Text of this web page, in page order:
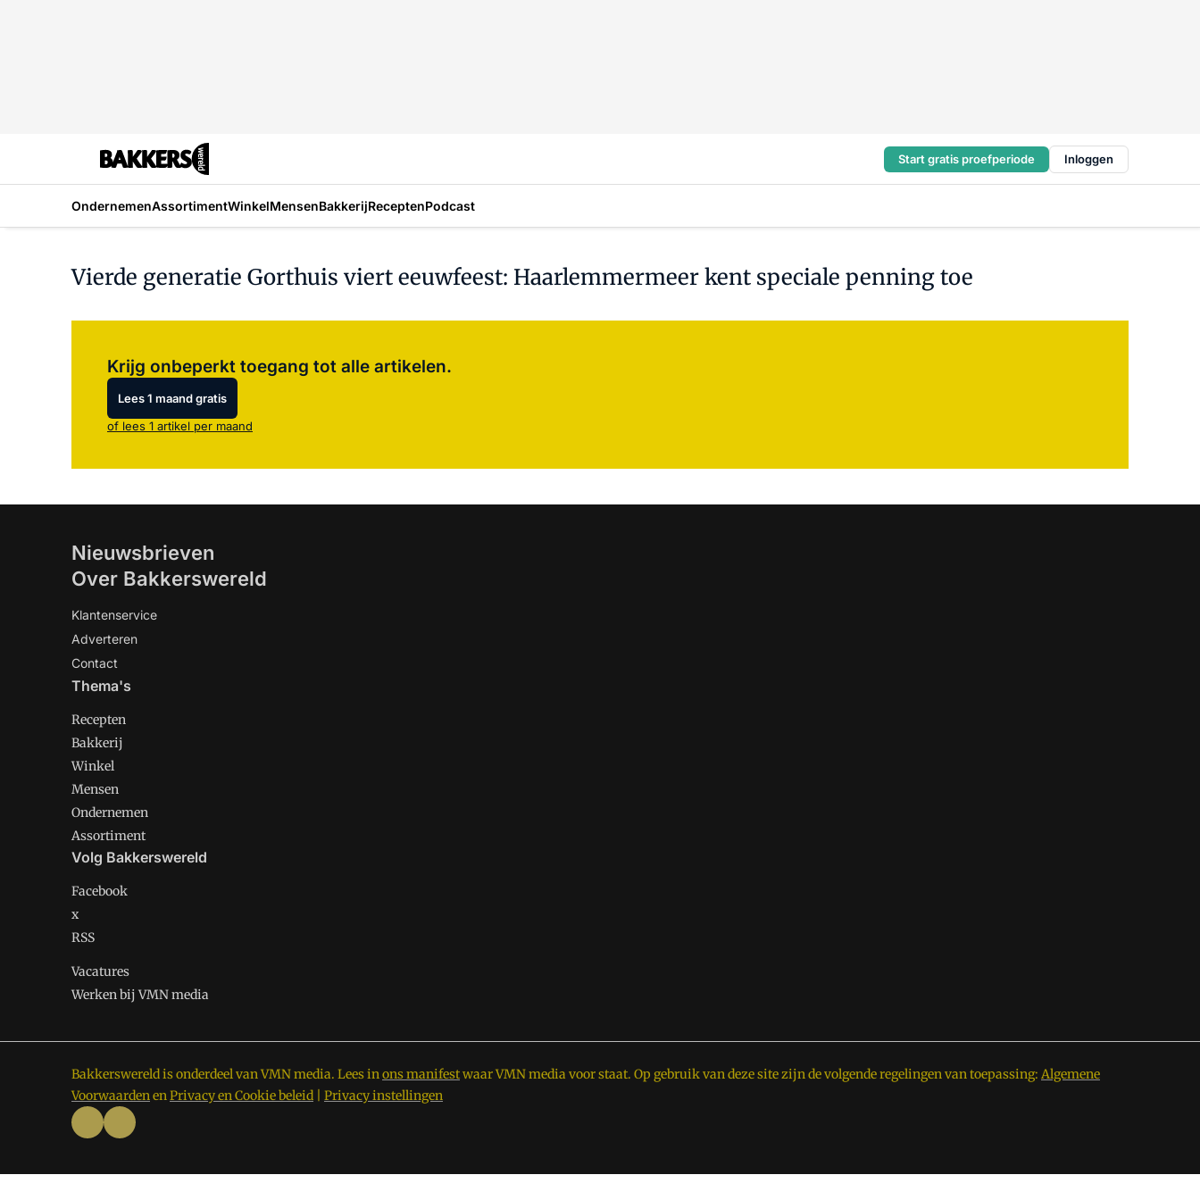
Start gratis proefperiode Inloggen
OndernemenAssortimentWinkelMensenBakkerijReceptenPodcast
Vierde generatie Gorthuis viert eeuwfeest: Haarlemmermeer kent speciale penning toe
Krijg onbeperkt toegang tot alle artikelen.
Lees 1 maand gratis
of lees 1 artikel per maand
Nieuwsbrieven
Over Bakkerswereld
Klantenservice
Adverteren
Contact
Thema's
Recepten
Bakkerij
Winkel
Mensen
Ondernemen
Assortiment
Volg Bakkerswereld
Facebook
x
RSS
Vacatures
Werken bij VMN media
Bakkerswereld is onderdeel van VMN media. Lees inons manifestwaar VMN media voor staat. Op gebruik van deze site zijn de volgende regelingen van toepassing: Algemene
VoorwaardenenPrivacy en Cookie beleid Privacy instellingen